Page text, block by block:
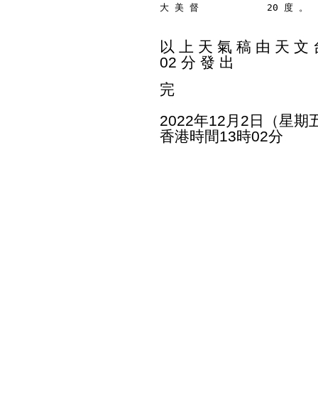
大 美 督            20 度 。
以 上 天 氣 稿 由 天 文
02 分 發 出
完
2022年12月2日（星期
香港時間13時02分